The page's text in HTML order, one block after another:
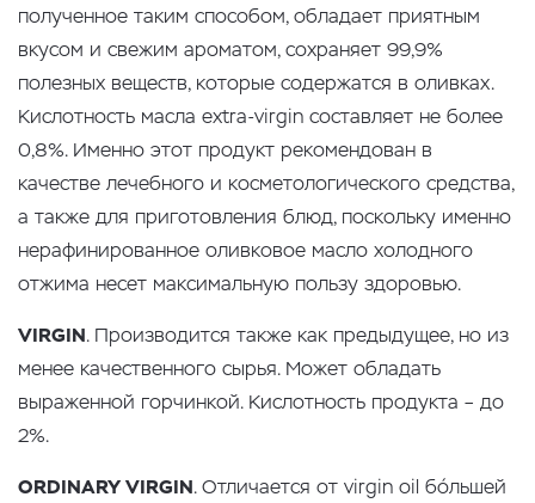
полученное таким способом, обладает приятным
вкусом и свежим ароматом, сохраняет 99,9%
полезных веществ, которые содержатся в оливках.
Кислотность масла extra-virgin составляет не более
0,8%. Именно этот продукт рекомендован в
качестве лечебного и косметологического средства,
а также для приготовления блюд, поскольку именно
нерафинированное оливковое масло холодного
отжима несет максимальную пользу здоровью.
VIRGIN. Производится также как предыдущее, но из
менее качественного сырья. Может обладать
выраженной горчинкой. Кислотность продукта – до
2%.
ORDINARY VIRGIN. Отличается от virgin oil бо́льшей